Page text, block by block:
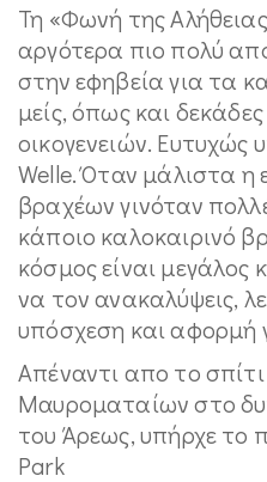
Τη «Φωνή της
αργότερα πιο πολύ
στην εφηβεία για τα
μείς, όπως και
οικογενειών. Ευτυχώς
Welle. Όταν μάλιστα η
βραχέων γινόταν
κάποιο καλοκαιρινό
κόσμος είναι μεγάλος
να τον ανακαλύψεις,
υπόσχεση και αφορμή
Απέναντι απο το
Μαυροματαίων στο
του Άρεως, υπήρχε το
Park